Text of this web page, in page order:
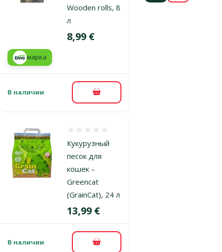
Wooden rolls, 8
л
Цена
8,99 €
марка
В наличии В корзину
Кукурузный
песок для
кошек –
Greencat
(GrainCat), 24 л
Цена
13,99 €
В наличии В корзину